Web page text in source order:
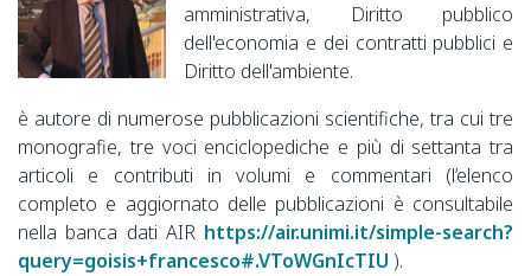
amministrativa, Diritto pubblico
dell'economia e dei contratti pubblici e
Diritto dell'ambiente.
è autore di numerose pubblicazioni scientifiche, tra cui tre
monografie, tre voci enciclopediche e più di settanta tra
articoli e contributi in volumi e commentari (l’elenco
completo e aggiornato delle pubblicazioni è consultabile
nella banca dati AIR https://air.unimi.it/simple-search?
query=goisis+francesco#.VToWGnIcTIU ).